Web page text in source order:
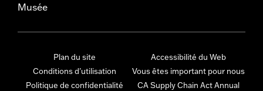
Musée
Plan du site
Conditions d'utilisation
Politique de confidentialité
Accessibilité du Web
Vous êtes important pour nous
CA Supply Chain Act Annual